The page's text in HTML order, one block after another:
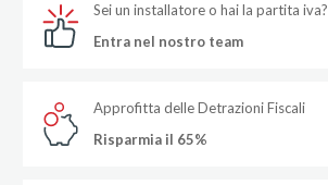
Sei un installatore o hai la partita iva?
Entra nel nostro team
Approfitta delle Detrazioni Fiscali
Risparmia il 65%